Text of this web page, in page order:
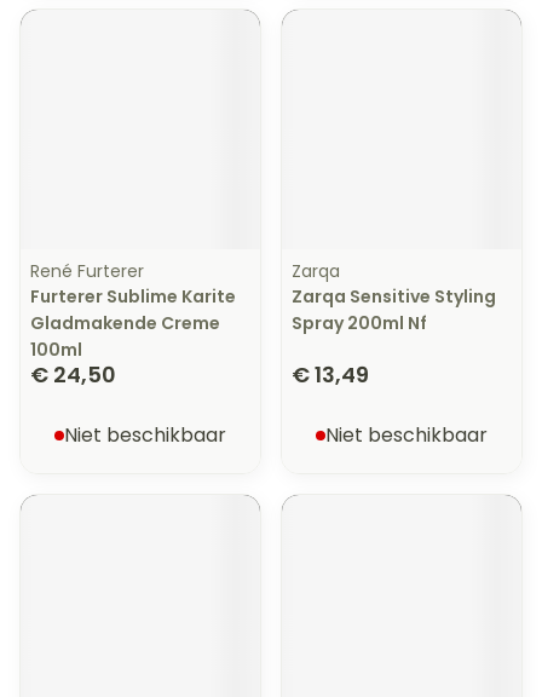
René Furterer
Furterer Sublime Karite
Gladmakende Creme
100ml
€ 24,50
Niet beschikbaar
Zarqa
Zarqa Sensitive Styling
Spray 200ml Nf
€ 13,49
Niet beschikbaar